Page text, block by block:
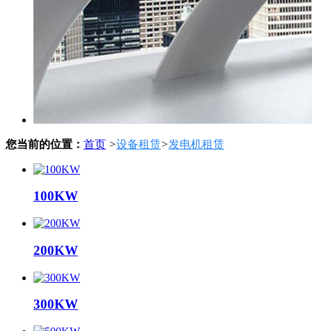
您当前的位置： 首页 >设备租赁>发电机租赁
100KW
200KW
300KW